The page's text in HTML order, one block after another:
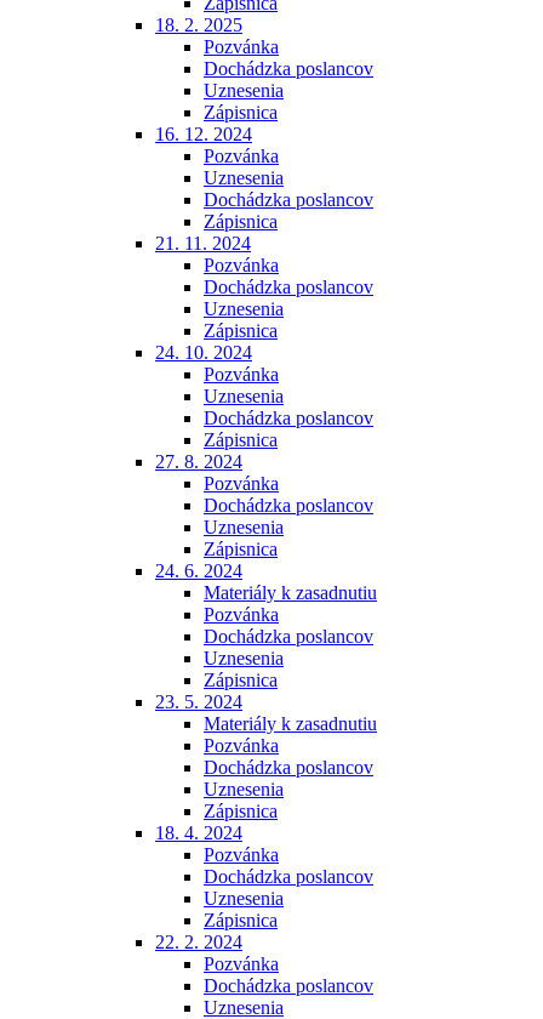
18. 2. 2025
Pozvánka
Dochádzka poslancov
Uznesenia
Zápisnica
16. 12. 2024
Pozvánka
Uznesenia
Dochádzka poslancov
Zápisnica
21. 11. 2024
Pozvánka
Dochádzka poslancov
Uznesenia
Zápisnica
24. 10. 2024
Pozvánka
Uznesenia
Dochádzka poslancov
Zápisnica
27. 8. 2024
Pozvánka
Dochádzka poslancov
Uznesenia
Zápisnica
24. 6. 2024
Materiály k zasadnutiu
Pozvánka
Dochádzka poslancov
Uznesenia
Zápisnica
23. 5. 2024
Materiály k zasadnutiu
Pozvánka
Dochádzka poslancov
Uznesenia
Zápisnica
18. 4. 2024
Pozvánka
Dochádzka poslancov
Uznesenia
Zápisnica
22. 2. 2024
Pozvánka
Dochádzka poslancov
Uznesenia